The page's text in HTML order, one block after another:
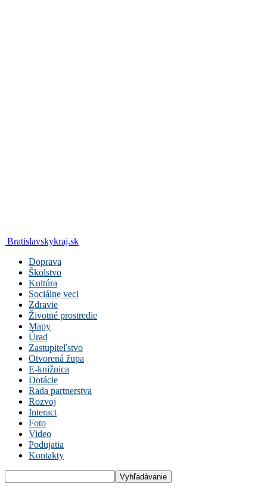
Bratislavskykraj.sk
Doprava
Školstvo
Kultúra
Sociálne veci
Zdravie
Životné prostredie
Mapy
Úrad
Zastupiteľstvo
Otvorená župa
E-knižnica
Dotácie
Rada partnerstva
Rozvoj
Interact
Foto
Video
Podujatia
Kontakty